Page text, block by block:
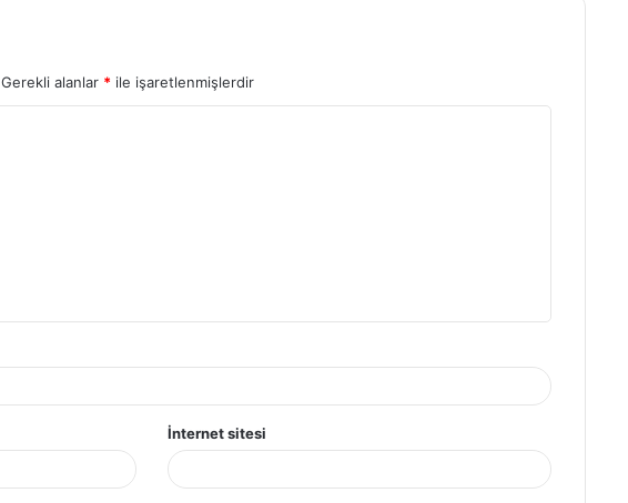
Gerekli alanlar * ile işaretlenmişlerdir
İnternet sitesi